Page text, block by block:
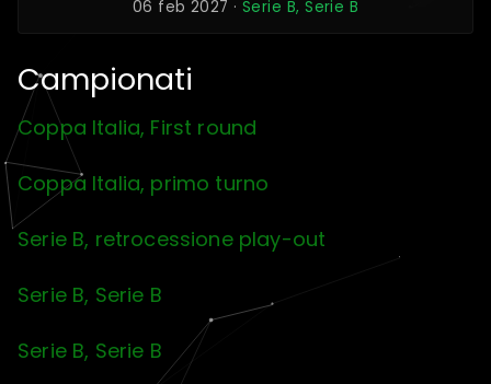
06 feb 2027 ·Serie B, Serie B
Campionati
Coppa Italia, First round
Coppa Italia, primo turno
Serie B, retrocessione play-out
Serie B, Serie B
Serie B, Serie B